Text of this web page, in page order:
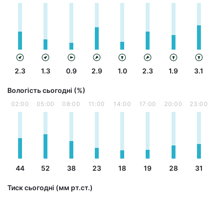
2.3 1.3 0.9 2.9 1.0 2.3 1.9 3.1
Вологість сьогодні (%)
02:00
44
05:00
52
08:00
38
11:00
23
14:00
18
17:00
19
20:00
28
23:00
31
Тиск сьогодні (мм рт.ст.)